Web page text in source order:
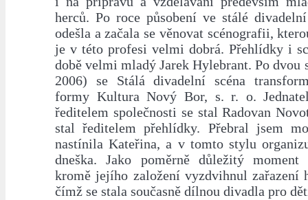
herců. Po roce působení ve stálé
odešla a začala se věnovat scénografii,
je v této profesi velmi dobrá. Přehlídky i
době velmi mladý Jarek Hylebrant. Po dvou
2006) se Stálá divadelní scéna
formy Kultura Nový Bor, s. r. o.
ředitelem společnosti se stal Radovan
stal ředitelem přehlídky. Přebral jsem
nastínila Kateřina, a v tomto stylu
dneška. Jako poměrně důležitý
kromě jejího založení vyzdvihnul zařazení
čímž se stala současně dílnou divadla pro